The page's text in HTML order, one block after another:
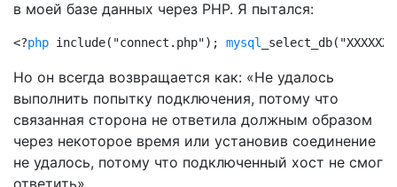
в моей базе данных через PHP. Я пытался:
<?php include("connect.php"); mysql
Но он всегда возвращается как: «Не удалось
выполнить попытку подключения, потому что
связанная сторона не ответила должным образом
через некоторое время или установив соединение
не удалось, потому что подключенный хост не смог
ответить».